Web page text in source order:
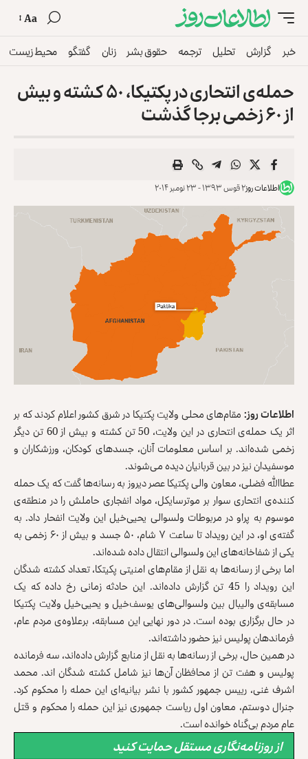
Aa
خبر گزارش تحلیل ترجمه حقوق بشر زنان گفتگو محیط زیست
حمله‌ی انتحاری در پکتيکا، ۵۰ کشته و بیش
از ۶۰ زخمی بر‌جا گذشت
اطلاعات روز۲ قوس ۱۳۹۳ - ۲۳ نومبر ۲۰۱۴
اطلاعات روز:مقام‌های محلی ولایت پکتیکا در شرق کشور اعلام کردند که بر
اثر یک حمله‌ی انتحاری در این ولایت، 50 تن کشته و بیش از 60 تن دیگر
زخمی شده‌اند. بر اساس معلومات آنان، جسدهای کودکان، ورزشکاران و
مو‌سفیدان نیز در بین قربانیان دیده می‌شوند.
عطا‌الله فضلی، معاون والی پکتیکا عصر دیروز به رسانه‌ها گفت که یک حمله
کننده‌ی انتحاری سوار بر موتر‌سایکل، مواد انفجاری حاملش را در منطقه‌ی
موسوم به پراو در مربوطات ولسوالی یحیی‌خیل این ولایت انفحار داد. به
گفته‌ی او، در این رویداد تا ساعت ۷ شام، ۵۰ جسد و بیش از ۶۰ زخمی به
یکی از شفاخانه‌های این ولسوالی انتقال داده شده‌اند.
اما برخی از رسانه‌ها به نقل از مقام‌های امنیتی پکیتکا، تعداد کشته شدگان
این رویداد را 45 تن گزارش داده‌اند. اين حادثه زمانی رخ داده که یک
مسابقه‌ی والیبال بین ولسوالی‌های یوسف‌خیل و یحیی‌خیل ولایت پکتیکا
در حال برگزاری بوده است. در دور نهایی این مسابقه، برعلاوه‌ی مردم عام،
فرماندهان پولیس نیز حضور داشته‌اند.
در همین حال، برخی از رسانه‌ها به نقل از منابع گزارش داده‌اند،‌ سه فرمانده
پولیس و هفت تن از محافظان آن‌ها نیز شامل کشته شدگان اند. محمد
اشرف غنی، رییس جمهور کشور با نشر بیانیه‌‌ای این حمله را محکوم کرد.
جنرال دوستم، معاون اول ریاست جمهوری نیز این حمله را محکوم ‌و قتل
عام مردم بی‌گناه خوانده است.
از روزنامه‌نگاری مستقل حمایت کنید